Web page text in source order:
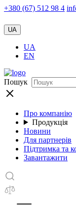
+380 (67) 512 98 4
UA
UA
EN
Пошук
Про компанію
Продукція
Новини
Для партнерів
Підтримка та
Завантажити